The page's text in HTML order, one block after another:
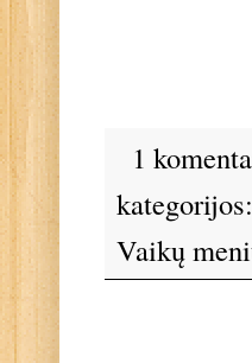
1
kategorijos:
Vaikų